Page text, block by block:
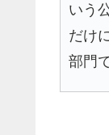
いう
だけ
部門